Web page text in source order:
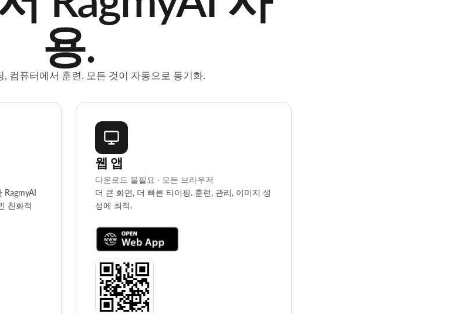
용.
, 컴퓨터에서 훈련. 모든 것이 자동으로 동기화.
RagmyAI
친화적
웹 앱
다운로드 불필요 · 모든 브라우저
더 큰 화면, 더 빠른 타이핑. 훈련, 관리, 이미지 생
성에 최적.